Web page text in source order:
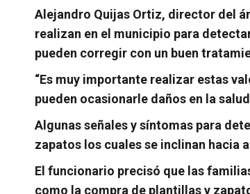
Alejandro Quijas Ortiz, director del
realizan en el municipio para
pueden corregir con un buen
“Es muy importante realizar estas
pueden ocasionarle daños en la
Algunas señales y síntomas para
zapatos los cuales se inclinan
El funcionario precisó que las
como la compra de plantillas y